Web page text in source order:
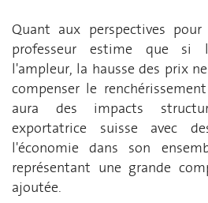
Quant aux perspectives
professeur estime que si
l'ampleur, la hausse des prix
compenser le
aura des impacts
exportatrice suisse avec
l'économie dans son
représentant une grande
ajoutée.